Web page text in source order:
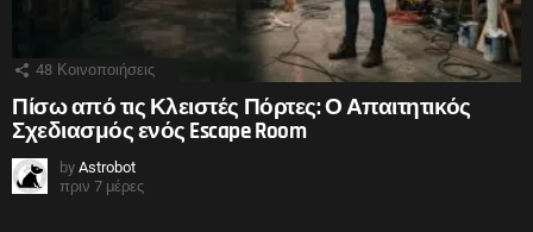
48 Κοινοποιήσεις
Πίσω από τις Κλειστές Πόρτες: Ο Απαιτητικός
Σχεδιασμός ενός Escape Room
by Astrobot
πριν 7 μέρες